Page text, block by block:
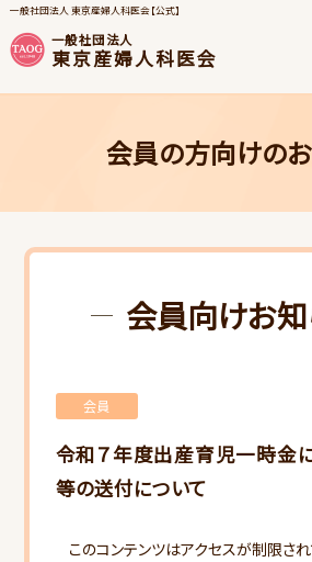
一般社団法人 東京産婦人科医会【公式】
一般社団法人
東京産婦人科医会
会員の方向けの
会員向けお
令和７年度出産育児一時金
等の送付について
会員
このコンテンツはアクセスが制限さ